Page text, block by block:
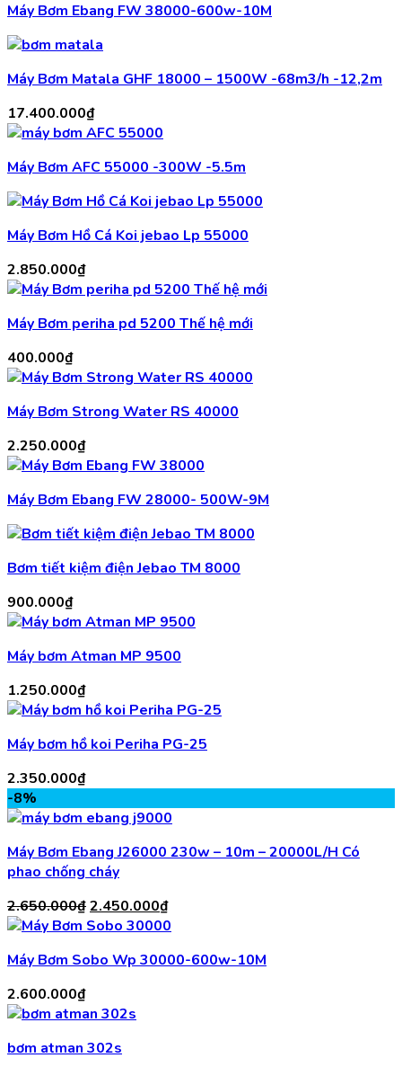
Máy Bơm Ebang FW 38000-600w-10M
Máy Bơm Matala GHF 18000 – 1500W -68m3/h -12,2m
17.400.000₫
Máy Bơm AFC 55000 -300W -5.5m
Máy Bơm Hồ Cá Koi jebao Lp 55000
2.850.000₫
Máy Bơm periha pd 5200 Thế hệ mới
400.000₫
Máy Bơm Strong Water RS 40000
2.250.000₫
Máy Bơm Ebang FW 28000- 500W-9M
Bơm tiết kiệm điện Jebao TM 8000
900.000₫
Máy bơm Atman MP 9500
1.250.000₫
Máy bơm hồ koi Periha PG-25
2.350.000₫
-8%
Máy Bơm Ebang J26000 230w – 10m – 20000L/H Có
phao chống cháy
2.650.000₫Giá
gốc
2.650.000₫.
2.450.000₫Giá
hiện
là:
Máy Bơm Sobo Wp 30000-600w-10M
2.600.000₫
bơm atman 302s